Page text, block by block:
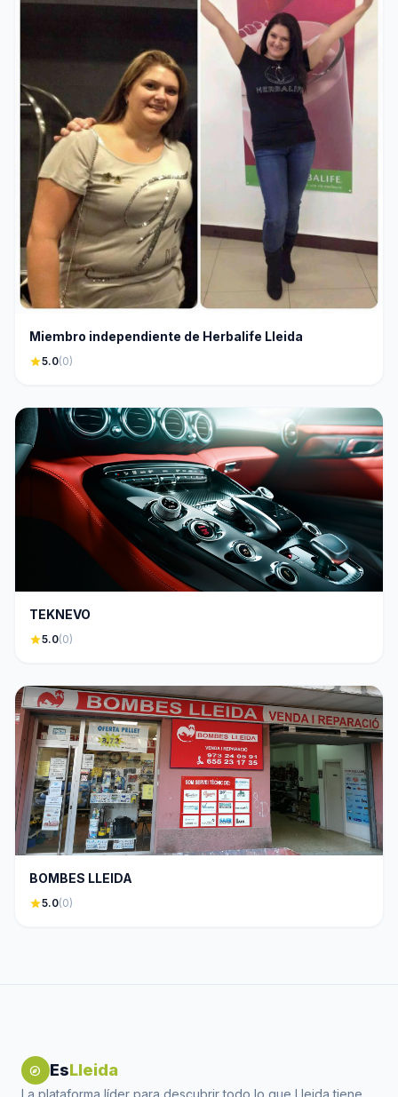
Miembro independiente de Herbalife Lleida
star5.0(0)
TEKNEVO
star5.0(0)
BOMBES LLEIDA
star5.0(0)
explore EsLleida
La plataforma líder para descubrir todo lo que Lleida tiene